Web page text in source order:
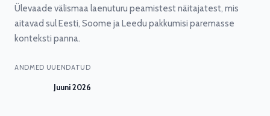
Ülevaade välismaa laenuturu peamistest näitajatest, mis
aitavad sul Eesti, Soome ja Leedu pakkumisi paremasse
konteksti panna.
ANDMED UUENDATUD
Juuni 2026